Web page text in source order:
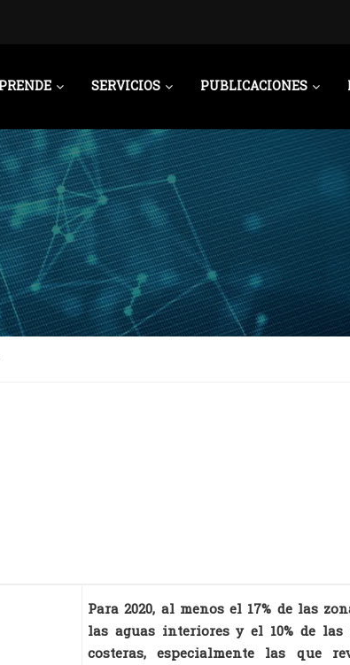
SERVICIOS PUBLICACIONES
Para 2020, al menos el 17% de las
las aguas interiores y el 10% de
costeras, especialmente las que